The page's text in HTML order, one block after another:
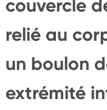
couvercle
relié au
un boulon
extrémité